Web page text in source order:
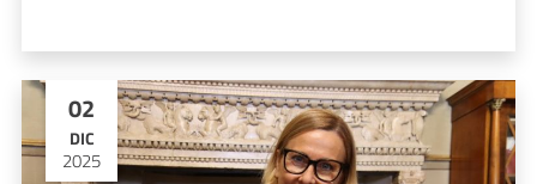
02
DIC
2025